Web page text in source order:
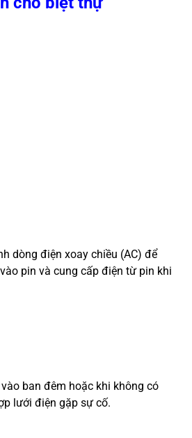
dòng điện xoay chiều (AC) để
pin và cung cấp điện từ pin khi
ban đêm hoặc khi không có
lưới điện gặp sự cố.